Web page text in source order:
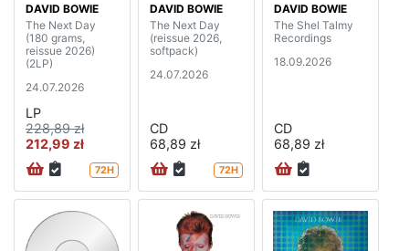
DAVID BOWIE
The Next Day
(180 grams,
reissue 2026)
(2LP)
24.07.2026
LP
228,89 zł
212,99 zł
72H
DAVID BOWIE
The Next Day
(reissue 2026,
softpack)
24.07.2026
CD
68,89 zł
72H
DAVID BOWIE
The Shel Talmy
Recordings
18.09.2026
CD
68,89 zł